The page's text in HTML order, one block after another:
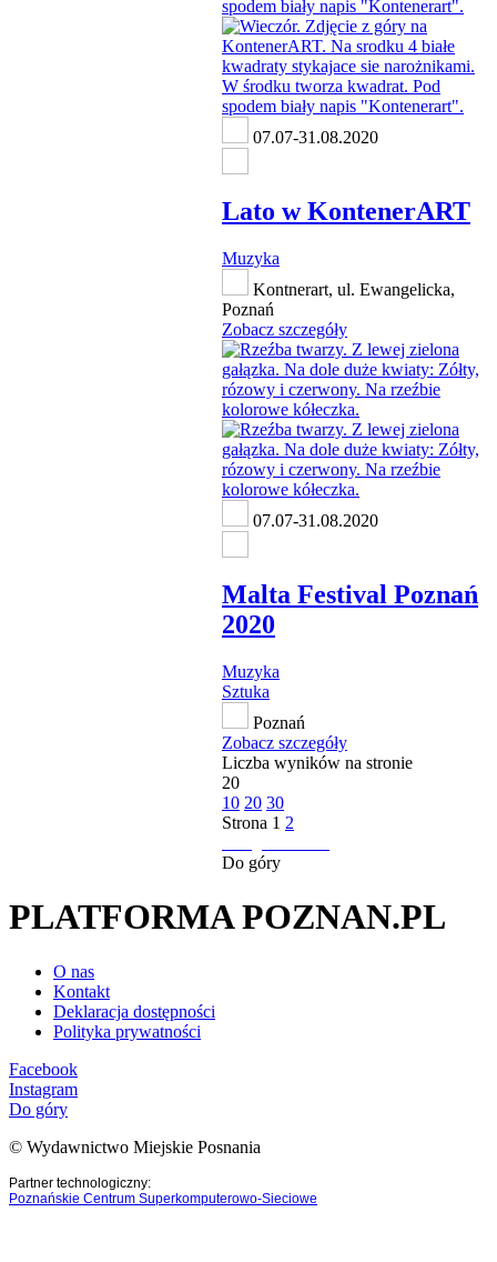
07.07-31.08.2020
Lato w KontenerART
Muzyka
Kontnerart, ul. Ewangelicka,
Poznań
Zobacz szczegóły
07.07-31.08.2020
Malta Festival Poznań
2020
Muzyka
Sztuka
Poznań
Zobacz szczegóły
Liczba wyników na stronie
20
10 20 30
Strona 1 2
Do góry
PLATFORMA POZNAN.PL
O nas
Kontakt
Deklaracja dostępności
Polityka prywatności
Facebook
Instagram
Do góry
© Wydawnictwo Miejskie Posnania
Partner technologiczny:
Poznańskie Centrum Superkomputerowo-Sieciowe